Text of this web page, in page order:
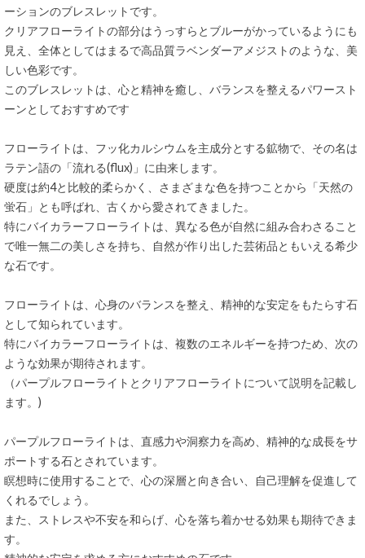
ーションのブレスレットです。
クリアフローライトの部分はうっすらとブルーがかっているようにも
見え、全体としてはまるで高品質ラベンダーアメジストのような、美
しい色彩です。
このブレスレットは、心と精神を癒し、バランスを整えるパワースト
ーンとしておすすめです
フローライトは、フッ化カルシウムを主成分とする鉱物で、その名は
ラテン語の「流れる(flux)」に由来します。
硬度は約4と比較的柔らかく、さまざまな色を持つことから「天然の
蛍石」とも呼ばれ、古くから愛されてきました。
特にバイカラーフローライトは、異なる色が自然に組み合わさること
で唯一無二の美しさを持ち、自然が作り出した芸術品ともいえる希少
な石です。
フローライトは、心身のバランスを整え、精神的な安定をもたらす石
として知られています。
特にバイカラーフローライトは、複数のエネルギーを持つため、次の
ような効果が期待されます。
（パープルフローライトとクリアフローライトについて説明を記載し
ます。)
パープルフローライトは、直感力や洞察力を高め、精神的な成長をサ
ポートする石とされています。
瞑想時に使用することで、心の深層と向き合い、自己理解を促進して
くれるでしょう。
また、ストレスや不安を和らげ、心を落ち着かせる効果も期待できま
す。